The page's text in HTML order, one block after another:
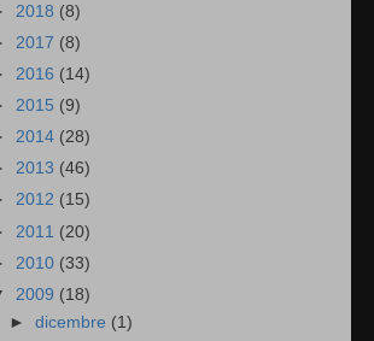
2018 (8)
2017 (8)
2016 (14)
2015 (9)
2014 (28)
2013 (46)
2012 (15)
2011 (20)
2010 (33)
2009 (18)
►dicembre (1)